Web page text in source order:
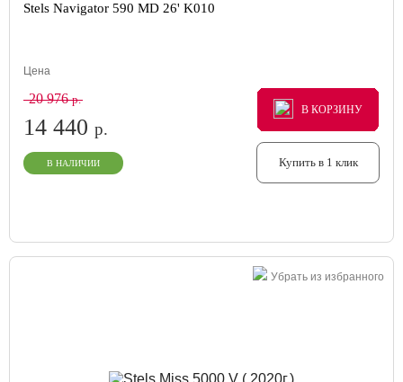
Stels Navigator 590 MD 26' K010
Цена
20 976р.
14 440 р.
В НАЛИЧИИ
В КОРЗИНУ
В КОРЗИНУ
В КОРЗИНУ
Купить в 1 клик
Убрать из избранного